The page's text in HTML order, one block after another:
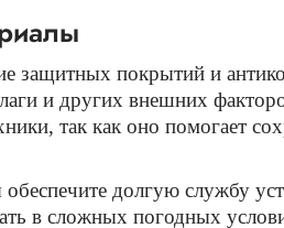
защитных покрытий и
и других внешних
так как оно помогает
долгую службу
в сложных погодных